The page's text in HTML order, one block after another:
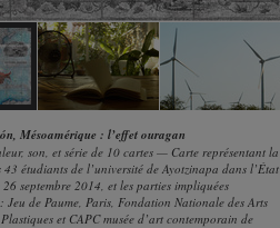
Mésoamérique : l’effet ouragan
son, et série de 10 cartes — Carte représentant la
étudiants de l’université de Ayotzinapa dans l’État
septembre 2014, et les parties impliquées
Jeu de Paume, Paris, Fondation Nationale des Arts
et CAPC musée d’art contemporain de